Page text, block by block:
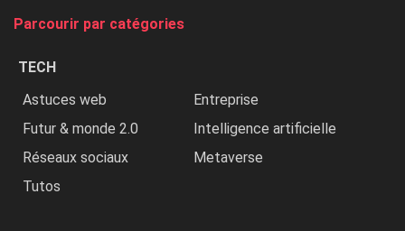
Parcourir par catégories
TECH
Astuces web
Entreprise
Futur & monde 2.0
Intelligence artificielle
Réseaux sociaux
Metaverse
Tutos